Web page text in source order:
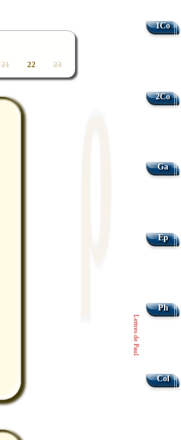
21 22 23
1Co
2Co
Ga
Ep
Ph
Col
Lettres de Paul